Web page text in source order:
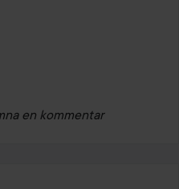
en kommentar